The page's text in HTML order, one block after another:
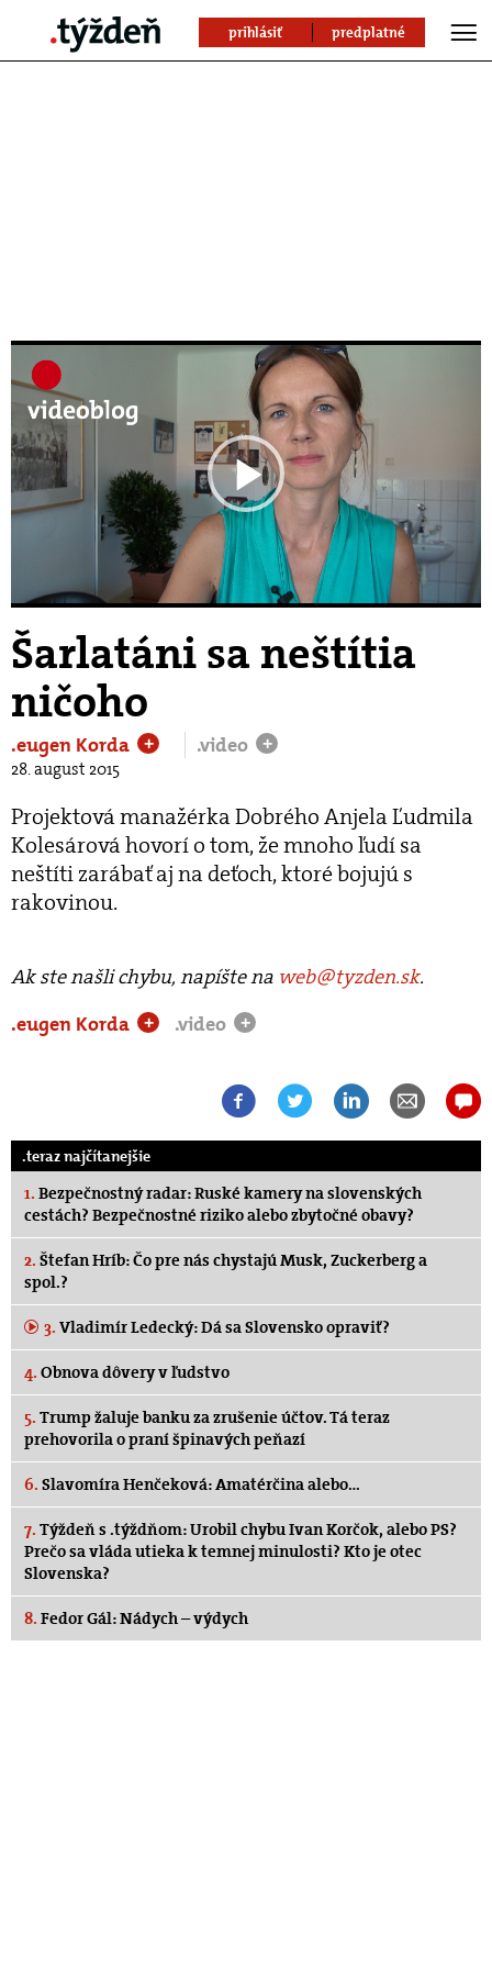
prihlásiť predplatné
Play
Video
Šarlatáni sa neštítia
ničoho
.eugen Korda + .video +
28. august 2015
Projektová manažérka Dobrého Anjela Ľudmila
Kolesárová hovorí o tom, že mnoho ľudí sa
neštíti zarábať aj na deťoch, ktoré bojujú s
rakovinou.
Ak ste našli chybu, napíšte na web@tyzden.sk.
.eugen Korda
+ .video +
.teraz najčítanejšie
1. Bezpečnostný radar: Ruské kamery na slovenských
cestách? Bezpečnostné riziko alebo zbytočné obavy?
2. Štefan Hríb: Čo pre nás chystajú Musk, Zuckerberg a
spol.?
3. Vladimír Ledecký: Dá sa Slovensko opraviť?
4. Obnova dôvery v ľudstvo
5. Trump žaluje banku za zrušenie účtov. Tá teraz
prehovorila o praní špinavých peňazí
6. Slavomíra Henčeková: Amatérčina alebo…
7. Týždeň s .týždňom: Urobil chybu Ivan Korčok, alebo PS?
Prečo sa vláda utieka k temnej minulosti? Kto je otec
Slovenska?
8. Fedor Gál: Nádych – výdych